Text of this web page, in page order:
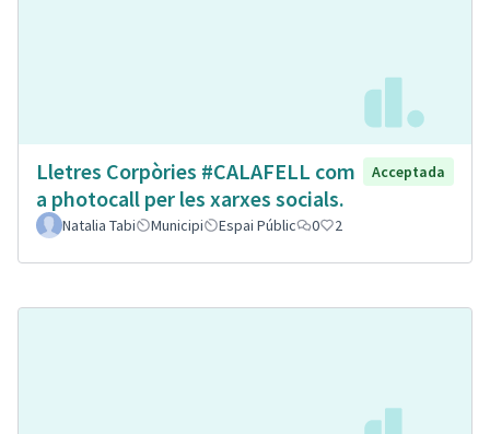
Lletres Corpòries #CALAFELL com
a photocall per les xarxes socials.
Acceptada
Natalia Tabi Municipi Espai Públic 0 2